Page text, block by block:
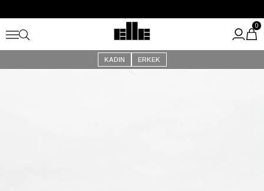
Kargo Ücretsiz!
KADIN ERKEK
0